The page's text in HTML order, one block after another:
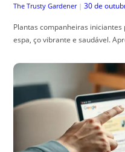
The Trusty Gardener | 30 de
Plantas companheiras
espa, ço vibrante e saudável.